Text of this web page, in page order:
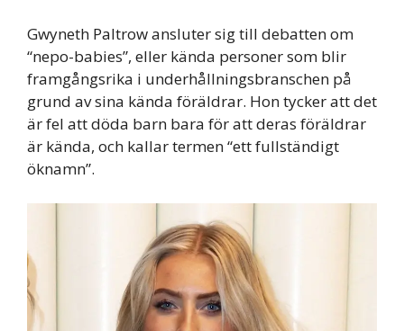
Gwyneth Paltrow ansluter sig till debatten om
“nepo-babies”, eller kända personer som blir
framgångsrika i underhållningsbranschen på
grund av sina kända föräldrar. Hon tycker att det
är fel att döda barn bara för att deras föräldrar
är kända, och kallar termen “ett fullständigt
öknamn”.